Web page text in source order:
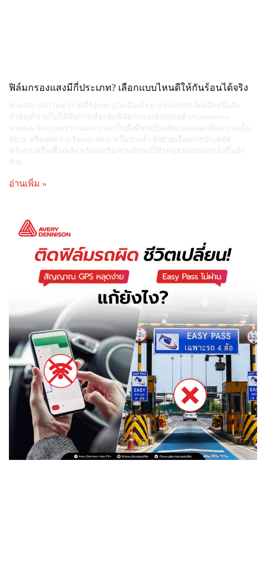
ฟิล์มกรองแสงมีกี่ประเภท? เลือกแบบไหนดีให้กันร้อนได้จริง
ท่ามกลางสภาพอากาศที่ร้อนระอุในเมืองไทย การออกรถใหม่อีกหนึ่งสิ่ง
สำคัญที่ขาดไม่ได้คือการเลือกติดฟิล์มกรองแสงรถยนต์ (Automotive
Window Film) เพราะนอกจากจะเป็นสิ่งที่ช่วยป้องกันแสงแดด เพิ่มความเย็น
สบาย หรือลดความร้อนสะสมภายในรถแล้ว ยังช่วยเรื่องการประหยัด
พลังงานหรือเชื้อเพลิง พร้อมเสริมภาพลักษณ์ให้รถดูสวยงามมากยิ่งขึ้นอีก
ด้วย
อ่านเพิ่ม »